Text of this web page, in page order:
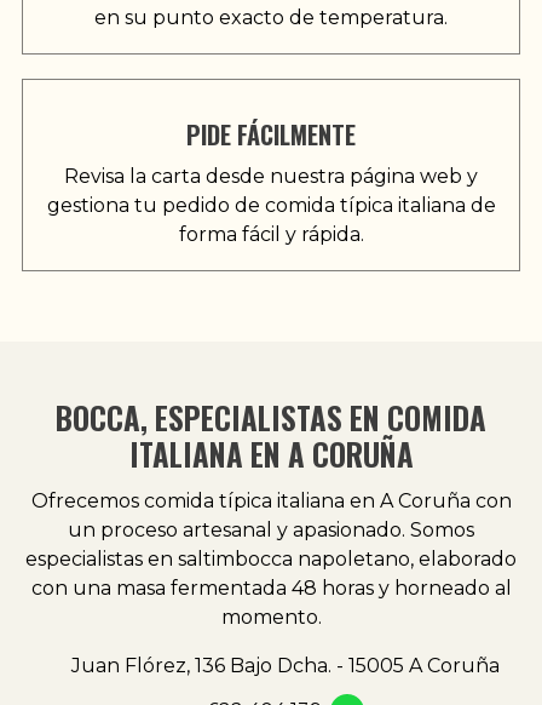
en su punto exacto de temperatura.
PIDE FÁCILMENTE
Revisa la carta desde nuestra página web y
gestiona tu pedido de comida típica italiana de
forma fácil y rápida.
BOCCA, ESPECIALISTAS EN COMIDA
ITALIANA EN A CORUÑA
Ofrecemos comida típica italiana en A Coruña con
un proceso artesanal y apasionado. Somos
especialistas en saltimbocca napoletano, elaborado
con una masa fermentada 48 horas y horneado al
momento.
Juan Flórez, 136 Bajo Dcha. - 15005 A Coruña